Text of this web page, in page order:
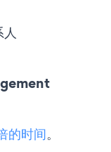
人
的时间。